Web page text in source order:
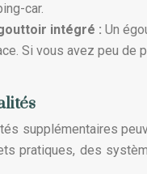
car.
intégré : Un
Si vous avez peu de
supplémentaires
pratiques, des